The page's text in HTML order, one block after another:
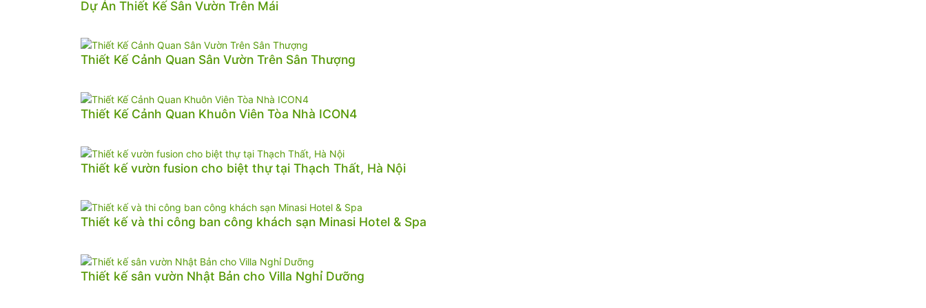
Dự Án Thiết Kế Sân Vườn Trên Mái
Thiết Kế Cảnh Quan Sân Vườn Trên Sân Thượng
Thiết Kế Cảnh Quan Khuôn Viên Tòa Nhà ICON4
Thiết kế vườn fusion cho biệt thự tại Thạch Thất, Hà Nội
Thiết kế và thi công ban công khách sạn Minasi Hotel & Spa
Thiết kế sân vườn Nhật Bản cho Villa Nghỉ Dưỡng